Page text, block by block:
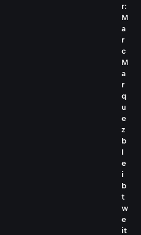
r:
M
a
r
c
M
a
r
q
u
e
z
b
l
e
i
b
t
w
e
it